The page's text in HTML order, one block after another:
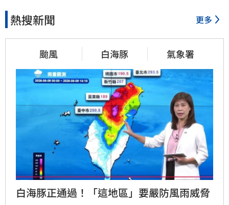
熱搜新聞 更多
颱風 白海豚 氣象署
白海豚正通過！「這地區」要嚴防風雨威脅